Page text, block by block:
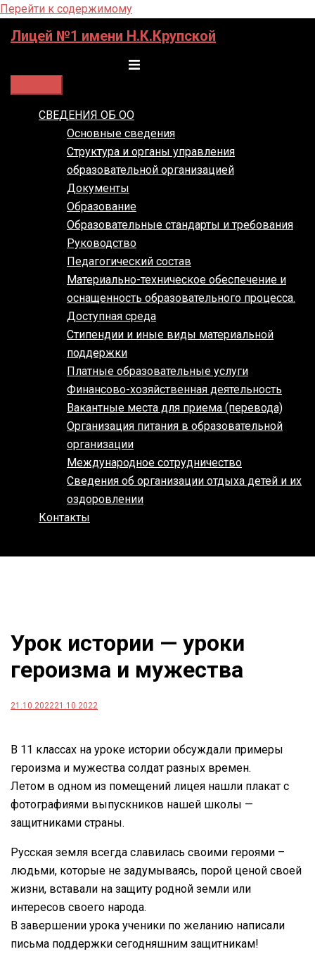
Перейти к содержимому
Лицей №1 имени Н.К.Крупской
СВЕДЕНИЯ ОБ ОО
Основные сведения
Структура и органы управления
образовательной организацией
Документы
Образование
Образовательные стандарты и требования
Руководство
Педагогический состав
Материально-техническое обеспечение и
оснащенность образовательного процесса.
Доступная среда
Стипендии и иные виды материальной
поддержки
Платные образовательные услуги
Финансово-хозяйственная деятельность
Вакантные места для приема (перевода)
Организация питания в образовательной
организации
Международное сотрудничество
Сведения об организации отдыха детей и их
оздоровлении
Контакты
Урок истории — уроки
героизма и мужества
21.10.202221.10.2022
В 11 классах на уроке истории обсуждали примеры
героизма и мужества солдат разных времен.
Летом в одном из помещений лицея нашли плакат с
фотографиями выпускников нашей школы —
защитниками страны.
Русская земля всегда славилась своими героями –
людьми, которые не задумываясь, порой ценой своей
жизни, вставали на защиту родной земли или
интересов своего народа.
В завершении урока ученики по желанию написали
письма поддержки сегодняшним защитникам!